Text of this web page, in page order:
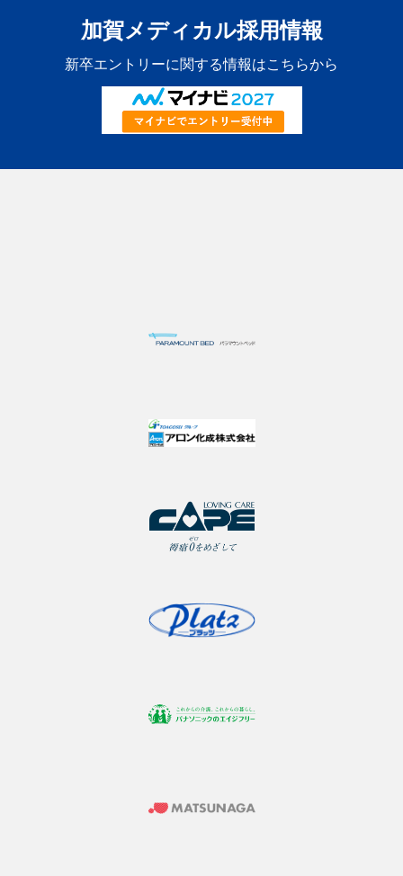
加賀メディカル採用情報
新卒エントリーに関する情報はこちらから